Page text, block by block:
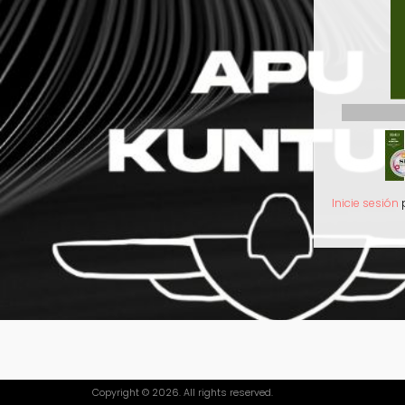
Inicie sesión
Copyright © 2026. All rights reserved.